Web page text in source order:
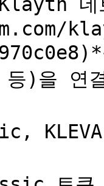
)을 연
KLEVA